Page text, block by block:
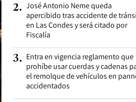
2. José Antonio Neme queda
apercibido tras accidente de
en Las Condes y será citado por
Fiscalía
3. Entra en vigencia reglamento que
prohíbe usar cuerdas y cadenas
el remolque de vehículos en
accidentados